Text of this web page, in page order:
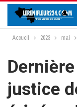
Accueil 2023 mai
justice